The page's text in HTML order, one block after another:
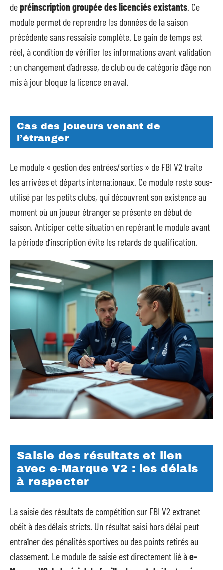
depréinscription groupée des licenciés existants. Ce
module permet de reprendre les données de la saison
précédente sans ressaisie complète. Le gain de temps est
réel, à condition de vérifier les informations avant validation
: un changement d’adresse, de club ou de catégorie d’âge non
mis à jour bloque la licence en aval.
Cas des joueurs venant de
l’étranger
Le module « gestion des entrées/sorties » de FBI V2 traite
les arrivées et départs internationaux. Ce module reste sous-
utilisé par les petits clubs, qui découvrent son existence au
moment où un joueur étranger se présente en début de
saison. Anticiper cette situation en repérant le module avant
la période d’inscription évite les retards de qualification.
Saisie des résultats et lien
avec e-Marque V2 : les délais
à respecter
La saisie des résultats de compétition sur FBI V2 extranet
obéit à des délais stricts. Un résultat saisi hors délai peut
entraîner des pénalités sportives ou des points retirés au
classement. Le module de saisie est directement lié àe-